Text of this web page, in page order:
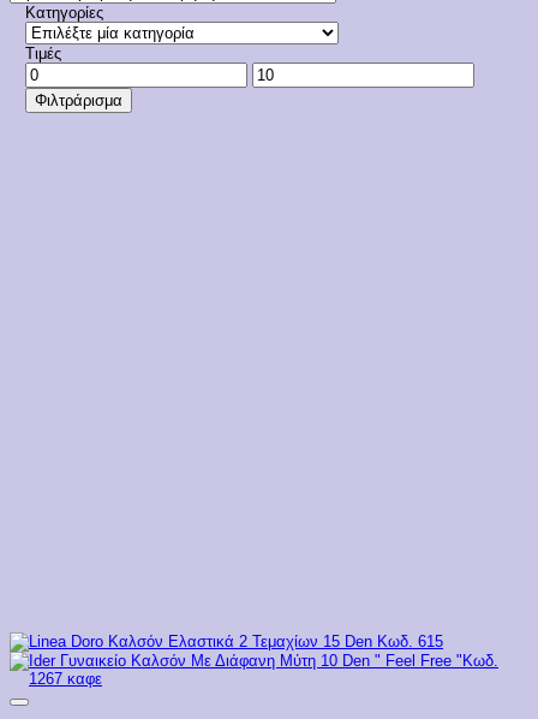
Κατηγορίες
Τιμές
Ελάχιστη
τιμή
Μέγιστη
τιμή
Φιλτράρισμα